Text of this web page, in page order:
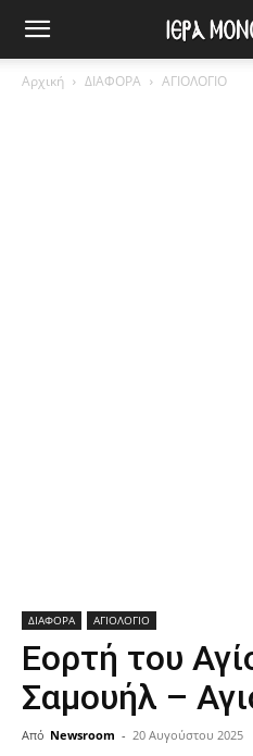
Αρχική ΔΙΑΦΟΡΑ ΑΓΙΟΛΟΓΙΟ
ΔΙΑΦΟΡΑ ΑΓΙΟΛΟΓΙΟ
Εορτή του
Σαμουήλ –
Από Newsroom - 20 Αυγούστου 2025